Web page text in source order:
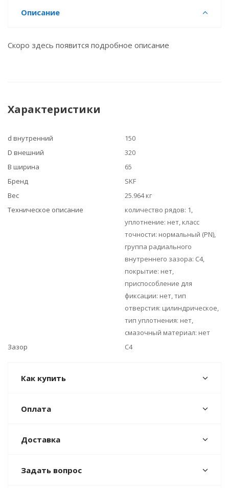
Описание
Скоро здесь появится подробное описание
Характеристики
d внутренний
150
D внешний
320
B ширина
65
Бренд
SKF
Вес
25.964 кг
Техническое описание
количество рядов: 1,
уплотнение: нет, класс
точности: нормальный (PN),
группа радиального
внутреннего зазора: C4,
покрытие: нет,
приспособление для
фиксации: нет, тип
отверстия: цилиндрическое,
тип уплотнения: нет,
смазочный материал: нет
Зазор
C4
Как купить
Оплата
Доставка
Задать вопрос